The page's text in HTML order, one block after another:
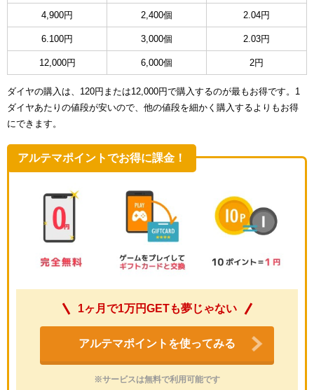
4,900円 2,400個 2.04円
6.100円 3,000個 2.03円
12,000円 6,000個 2円
ダイヤの購入は、120円または12,000円で購入するのが最もお得です。1
ダイヤあたりの値段が安いので、他の値段を細かく購入するよりもお得
にできます。
アルテマポイントでお得に課金！
1ヶ月で1万円GETも夢じゃない
アルテマポイントを使ってみる
※サービスは無料で利用可能です